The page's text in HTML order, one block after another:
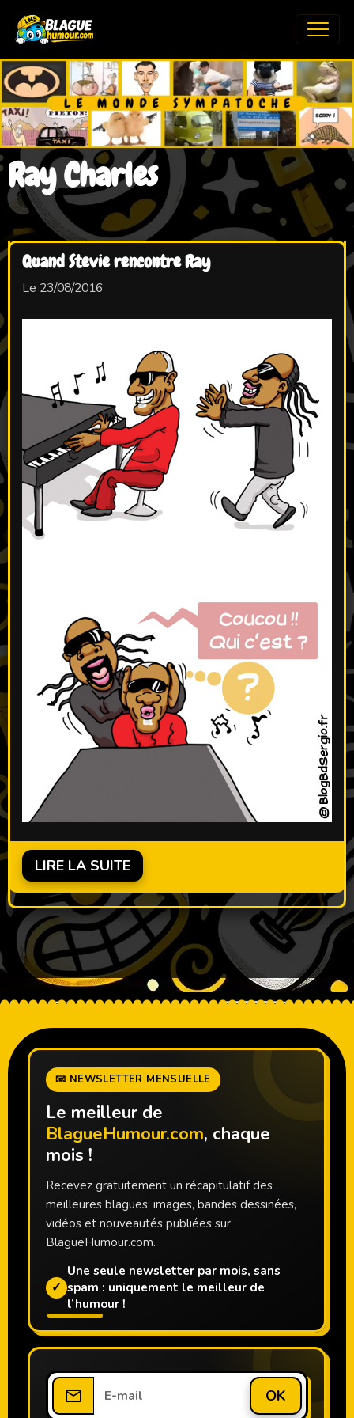
Ray Charles
Quand Stevie rencontre Ray
Le 23/08/2016
LIRE LA SUITE
📧 NEWSLETTER MENSUELLE
Le meilleur de
BlagueHumour.com, chaque
mois !
Recevez gratuitement un récapitulatif des
meilleures blagues, images, bandes dessinées,
vidéos et nouveautés publiées sur
BlagueHumour.com.
✓
Une seule newsletter par mois, sans
spam : uniquement le meilleur de
l’humour !
OK